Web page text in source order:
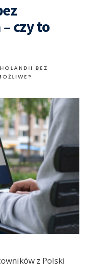
czy to
BEZ
z Polski